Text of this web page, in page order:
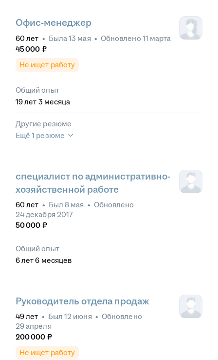
Офис-менеджер
60 лет • Была13 мая • Обновлено 11 марта
45 000 ₽
Не ищет работу
Общий опыт
19лет 3 месяца
Другие резюме
Ещё 1 резюме
специалист по административно-
хозяйственной работе
60 лет • Был 8 мая • Обновлено
24 декабря 2017
50 000 ₽
Общий опыт
6лет 6 месяцев
Руководитель отдела продаж
49лет • Был 12 июня • Обновлено
29 апреля
200 000 ₽
Не ищет работу